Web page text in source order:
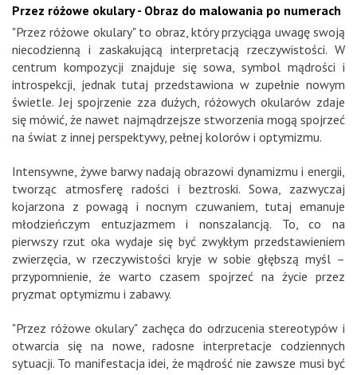
Przez różowe okulary - Obraz do malowania po numerach
"Przez różowe okulary" to obraz, który przyciąga uwagę swoją
niecodzienną i zaskakującą interpretacją rzeczywistości. W
centrum kompozycji znajduje się sowa, symbol mądrości i
introspekcji, jednak tutaj przedstawiona w zupełnie nowym
świetle. Jej spojrzenie zza dużych, różowych okularów zdaje
się mówić, że nawet najmądrzejsze stworzenia mogą spojrzeć
na świat z innej perspektywy, pełnej kolorów i optymizmu.
Intensywne, żywe barwy nadają obrazowi dynamizmu i energii,
tworząc atmosferę radości i beztroski. Sowa, zazwyczaj
kojarzona z powagą i nocnym czuwaniem, tutaj emanuje
młodzieńczym entuzjazmem i nonszalancją. To, co na
pierwszy rzut oka wydaje się być zwykłym przedstawieniem
zwierzęcia, w rzeczywistości kryje w sobie głębszą myśl –
przypomnienie, że warto czasem spojrzeć na życie przez
pryzmat optymizmu i zabawy.
"Przez różowe okulary" zachęca do odrzucenia stereotypów i
otwarcia się na nowe, radosne interpretacje codziennych
sytuacji. To manifestacja idei, że mądrość nie zawsze musi być